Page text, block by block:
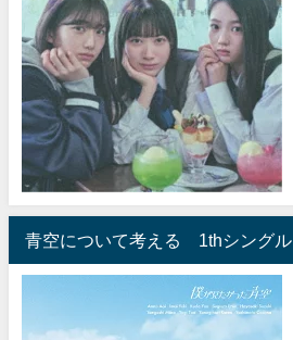
青空について考える 1thシングル